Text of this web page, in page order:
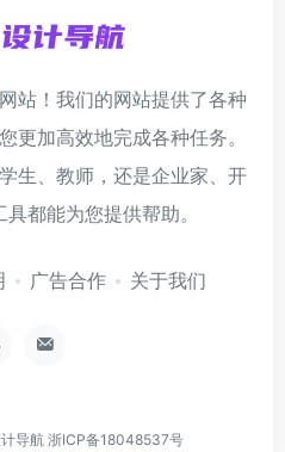
站！我们的网站提供了各种
更加高效地完成各种任务。
生、教师，还是企业家、开
都能为您提供帮助。
广告合作 关于我们
导航 浙ICP备18048537号